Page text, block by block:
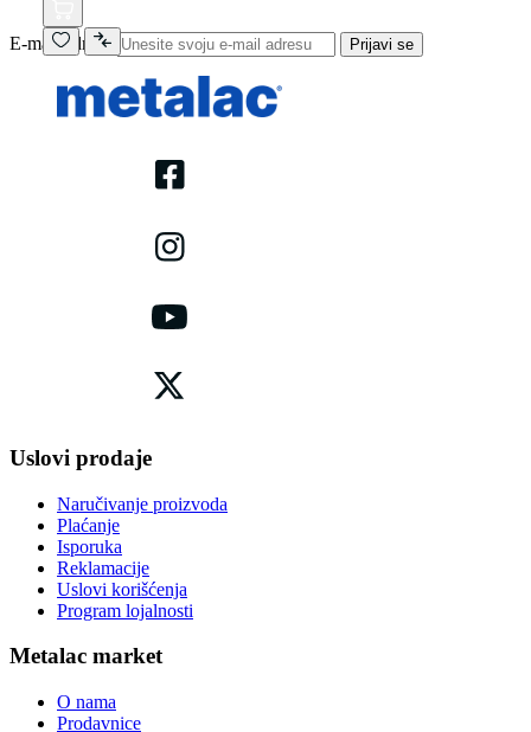
E-mail adresa Prijavi se
Uslovi prodaje
Naručivanje proizvoda
Plaćanje
Isporuka
Reklamacije
Uslovi korišćenja
Program lojalnosti
Metalac market
O nama
Prodavnice